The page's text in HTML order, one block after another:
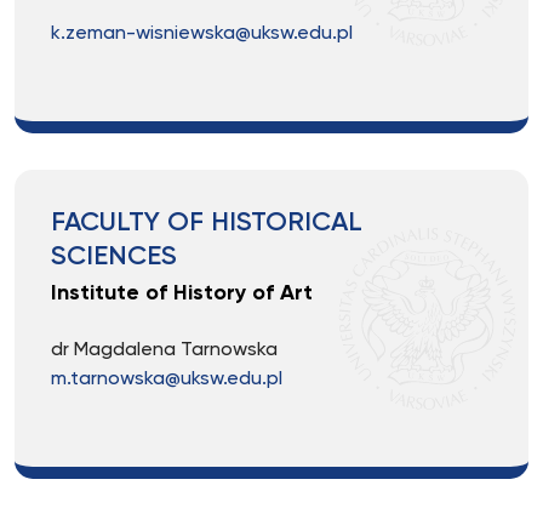
k.zeman-wisniewska@uksw.edu.pl
FACULTY OF HISTORICAL
SCIENCES
Institute of History of Art
dr Magdalena Tarnowska
m.tarnowska@uksw.edu.pl